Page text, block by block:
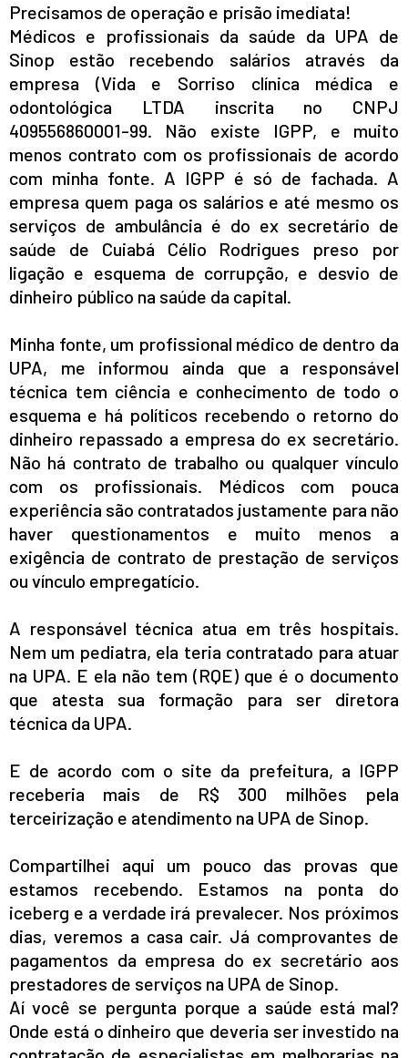
Precisamos de operação e prisão imediata!
Médicos e profissionais da saúde da UPA de
Sinop estão recebendo salários através da
empresa (Vida e Sorriso clínica médica e
odontológica LTDA inscrita no CNPJ
409556860001-99. Não existe IGPP, e muito
menos contrato com os profissionais de acordo
com minha fonte. A IGPP é só de fachada. A
empresa quem paga os salários e até mesmo os
serviços de ambulância é do ex secretário de
saúde de Cuiabá Célio Rodrigues preso por
ligação e esquema de corrupção, e desvio de
dinheiro público na saúde da capital.
Minha fonte, um profissional médico de dentro da
UPA, me informou ainda que a responsável
técnica tem ciência e conhecimento de todo o
esquema e há políticos recebendo o retorno do
dinheiro repassado a empresa do ex secretário.
Não há contrato de trabalho ou qualquer vínculo
com os profissionais. Médicos com pouca
experiência são contratados justamente para não
haver questionamentos e muito menos a
exigência de contrato de prestação de serviços
ou vínculo empregatício.
A responsável técnica atua em três hospitais.
Nem um pediatra, ela teria contratado para atuar
na UPA. E ela não tem (RQE) que é o documento
que atesta sua formação para ser diretora
técnica da UPA.
E de acordo com o site da prefeitura, a IGPP
receberia mais de R$ 300 milhões pela
terceirização e atendimento na UPA de Sinop.
Compartilhei aqui um pouco das provas que
estamos recebendo. Estamos na ponta do
iceberg e a verdade irá prevalecer. Nos próximos
dias, veremos a casa cair. Já comprovantes de
pagamentos da empresa do ex secretário aos
prestadores de serviços na UPA de Sinop.
Aí você se pergunta porque a saúde está mal?
Onde está o dinheiro que deveria ser investido na